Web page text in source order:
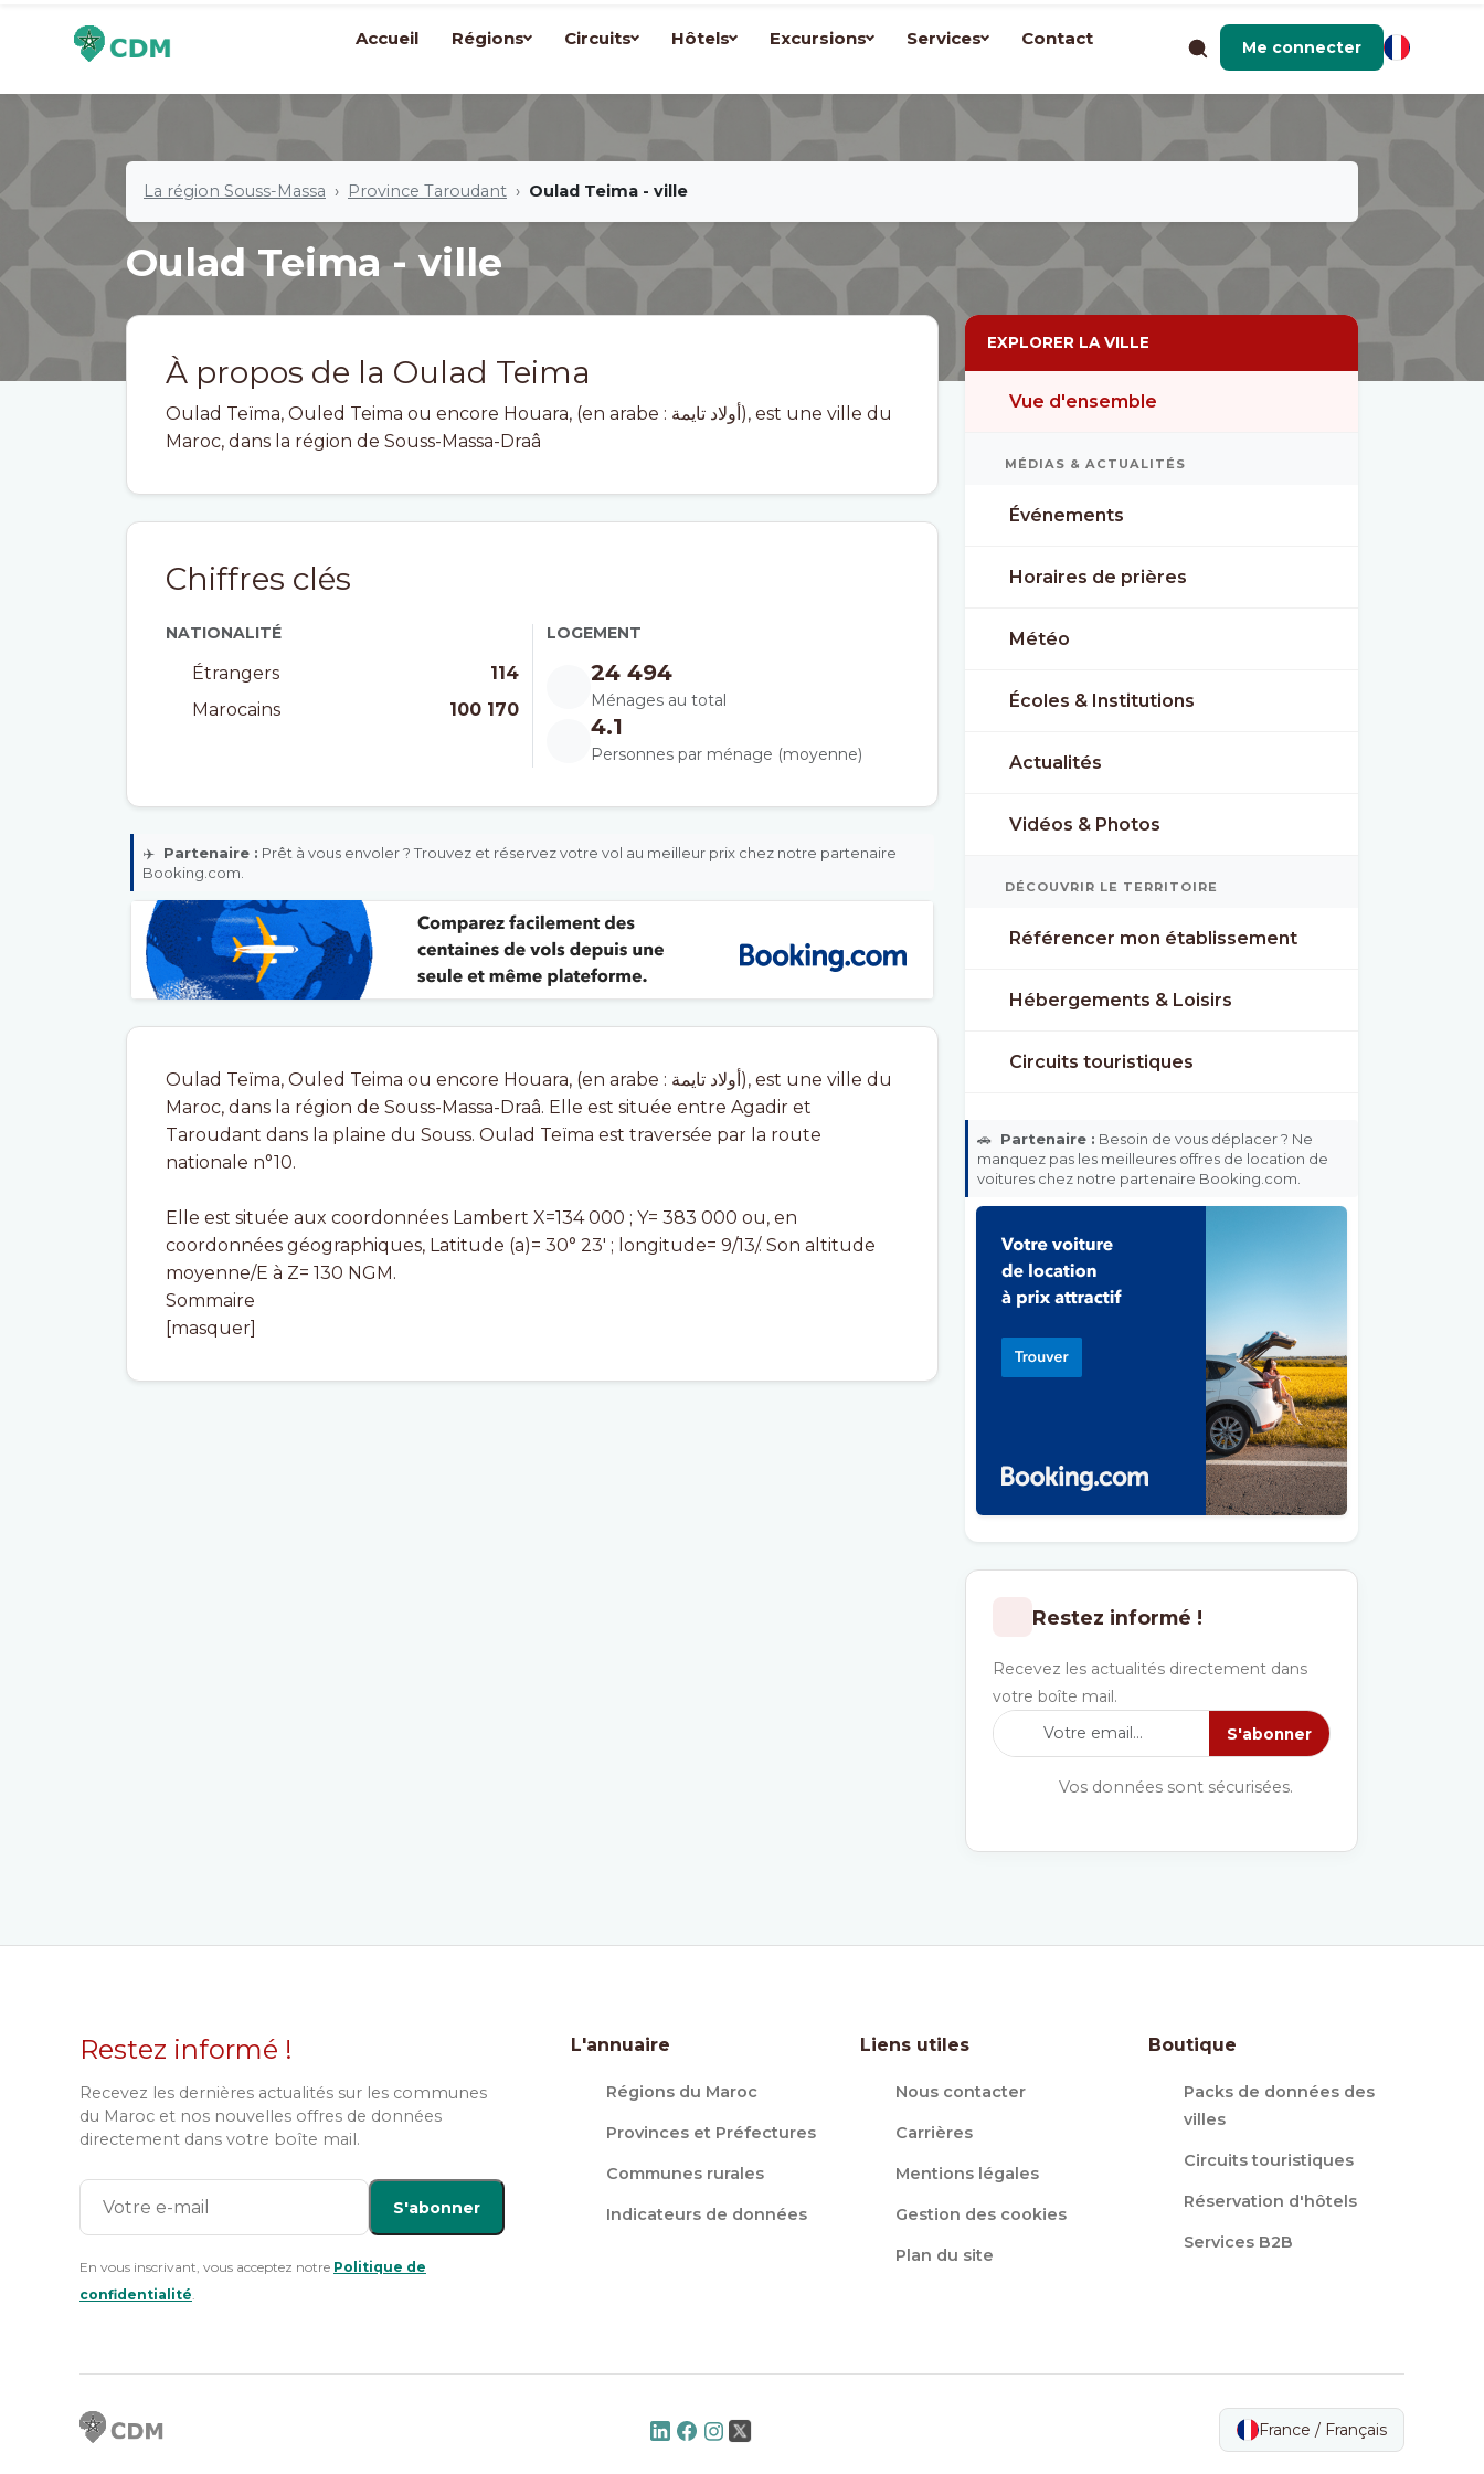
Accueil Régions Circuits Hôtels Excursions Services Contact Me connecter
La région Souss-Massa Province Taroudant Oulad Teima - ville
Oulad Teima - ville
À propos de la Oulad Teima
Oulad Teïma, Ouled Teima ou encore Houara, (en arabe : أولاد تايمة), est une ville du
Maroc, dans la région de Souss-Massa-Draâ
Chiffres clés
NATIONALITÉ
Étrangers
114
Marocains
100 170
LOGEMENT
24 494
Ménages au total
4.1
Personnes par ménage (moyenne)
✈️ Partenaire : Prêt à vous envoler ? Trouvez et réservez votre vol au meilleur prix chez notre partenaire
Booking.com.
Oulad Teïma, Ouled Teima ou encore Houara, (en arabe : أولاد تايمة), est une ville du
Maroc, dans la région de Souss-Massa-Draâ. Elle est située entre Agadir et
Taroudant dans la plaine du Souss. Oulad Teïma est traversée par la route
nationale n°10.
Elle est située aux coordonnées Lambert X=134 000 ; Y= 383 000 ou, en
coordonnées géographiques, Latitude (a)= 30° 23' ; longitude= 9/13/. Son altitude
moyenne/E à Z= 130 NGM.
Sommaire
[masquer]
EXPLORER LA VILLE
Vue d'ensemble
MÉDIAS & ACTUALITÉS
Événements
Horaires de prières
Météo
Écoles & Institutions
Actualités
Vidéos & Photos
DÉCOUVRIR LE TERRITOIRE
Référencer mon établissement
Hébergements & Loisirs
Circuits touristiques
🚗 Partenaire : Besoin de vous déplacer ? Ne
manquez pas les meilleures offres de location de
voitures chez notre partenaire Booking.com.
Restez informé !
Recevez les actualités directement dans
votre boîte mail.
S'abonner
Vos données sont sécurisées.
Restez informé !
Recevez les dernières actualités sur les communes
du Maroc et nos nouvelles offres de données
directement dans votre boîte mail.
S'abonner
En vous inscrivant, vous acceptez notre Politique de
confidentialité.
L'annuaire
Régions du Maroc
Provinces et Préfectures
Communes rurales
Indicateurs de données
Liens utiles
Nous contacter
Carrières
Mentions légales
Gestion des cookies
Plan du site
Boutique
Packs de données des
villes
Circuits touristiques
Réservation d'hôtels
Services B2B
France / Français